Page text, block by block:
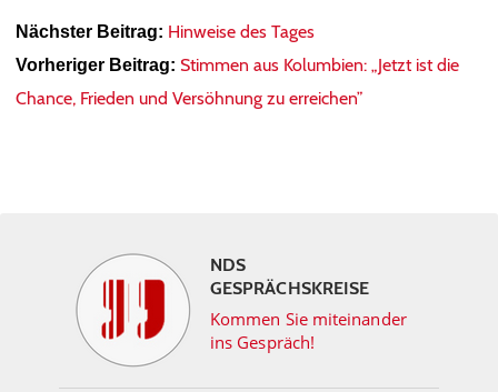
Nächster Beitrag: Hinweise des Tages
Vorheriger Beitrag: Stimmen aus Kolumbien: „Jetzt ist die
Chance, Frieden und Versöhnung zu erreichen”
NDS
GESPRÄCHSKREISE
Kommen Sie miteinander
ins Gespräch!